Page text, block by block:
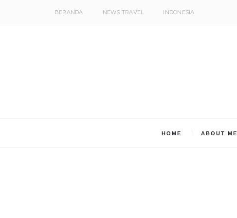
BERANDA NEWS TRAVEL INDONESIA
HOME ABOUT ME